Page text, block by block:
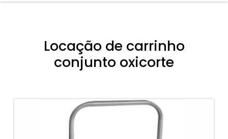
Locação de carrinho
conjunto oxicorte